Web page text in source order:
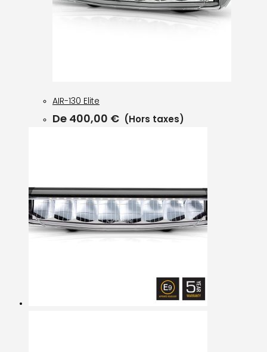
AIR-130 Elite
De 400,00 € (Hors taxes)